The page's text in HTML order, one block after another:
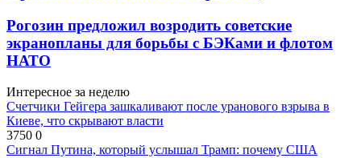
Рогозин предложил возродить советские
экранопланы для борьбы с БЭКами и флотом
НАТО
Интересное за неделю
Счетчики Гейгера зашкаливают после уранового взрыва в
Киеве, что скрывают власти
3750 0
Сигнал Путина, который услышал Трамп: почему США